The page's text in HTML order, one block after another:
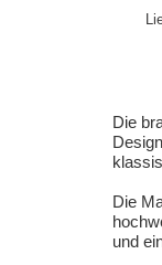
Die
Die
und